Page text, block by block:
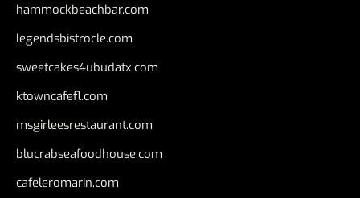
hammockbeachbar.com
legendsbistrocle.com
sweetcakes4ubudatx.com
ktowncafefl.com
msgirleesrestaurant.com
blucrabseafoodhouse.com
cafeleromarin.com